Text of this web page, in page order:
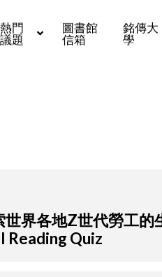
熱門
議題
圖書館
信箱
銘傳大
學
界各地Z世代勞工的
Reading Quiz